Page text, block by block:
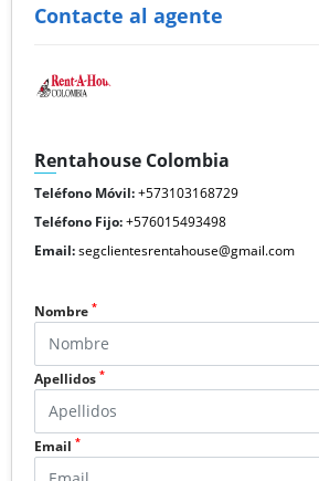
Contacte al agente
Rentahouse Colombia
Teléfono Móvil:+573103168729
Teléfono Fijo:+576015493498
Email:segclientesrentahouse@gmail.com
Nombre *
Apellidos *
Email *